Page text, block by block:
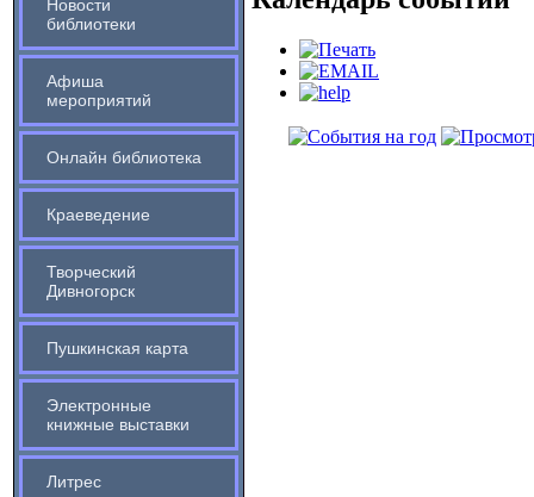
Новости
библиотеки
Афиша
мероприятий
Онлайн библиотека
Краеведение
Творческий
Дивногорск
Пушкинская карта
Электронные
книжные выставки
Литрес